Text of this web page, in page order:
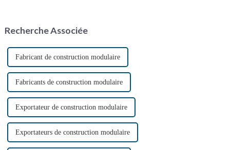
d'acier minces.
Recherche Associée
Fabricant de construction modulaire
Fabricants de construction modulaire
Exportateur de construction modulaire
Exportateurs de construction modulaire